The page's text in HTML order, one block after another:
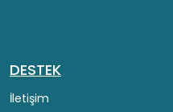
DESTEK
İletişim